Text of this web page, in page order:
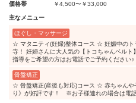
価格帯
￥4,500〜￥33,000
主なメニュー
ほぐし・マッサージ
☆ マタニティ(妊婦)整体コース ☆ 妊娠中のト
寺！ 妊婦さんに大人気の【トコちゃんベルト
指導をご希望の方はお電話でご予約ください♪
骨盤矯正
☆ 骨盤矯正(産後も対応)コース ☆ 赤ちゃんや
り》が好評です！ ※お子様連れの場合は電